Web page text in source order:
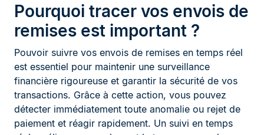
Pourquoi tracer vos envois de
remises est important ?
Pouvoir suivre vos envois de remises en temps réel
est essentiel pour maintenir une surveillance
financière rigoureuse et garantir la sécurité de vos
transactions. Grâce à cette action, vous pouvez
détecter immédiatement toute anomalie ou rejet de
paiement et réagir rapidement. Un suivi en temps